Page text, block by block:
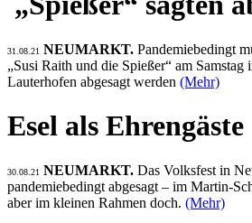
31.08.21 NEUMARKT. Pandemiebedingt
„Susi Raith und die Spießer“ am Samstag
Lauterhofen abgesagt werden (Mehr)
Esel als Ehrengäste
30.08.21 NEUMARKT. Das Volksfest in
pandemiebedingt abgesagt – im Martin-
aber im kleinen Rahmen doch. (Mehr)